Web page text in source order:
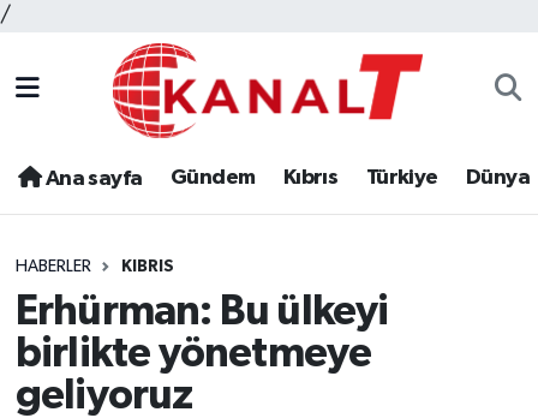
/
Ana sayfa Gündem Kıbrıs Türkiye Dünya
HABERLER KIBRIS
Erhürman: Bu ülkeyi
birlikte yönetmeye
geliyoruz